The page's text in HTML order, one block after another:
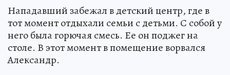
Нападавший забежал в детский центр, где в
тот момент отдыхали семьи с детьми. С собой у
него была горючая смесь. Ее он поджег на
столе. В этот момент в помещение ворвался
Александр.